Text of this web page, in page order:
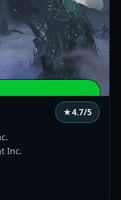
★4.7/5
Inc.